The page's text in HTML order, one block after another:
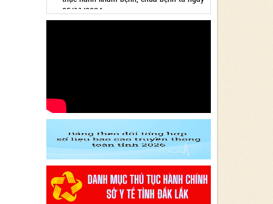
25/11/2024
2024 - Lĩnh vực Y tế
Văn bản 24/KH-SYT về việc thực hiện
Chương trình hành động thực hiện Nghị
quyết số 01/NQ-CP ngày 05/01/2024 của
Chính phủ về nhiệm vụ, giải pháp chủ yếu
thực hiện Kế hoạch phát triển kinh tế - xã
hội và Dự toán ngân sách nhà nước năm
2024 - Lĩnh vực Y tế